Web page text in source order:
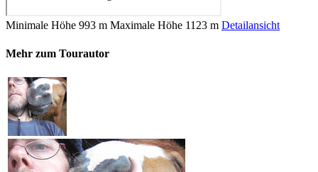
Minimale Höhe 993 m Maximale Höhe 1123 m Detailansicht
Mehr zum Tourautor